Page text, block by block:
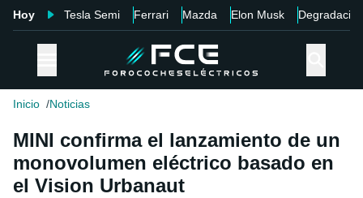
Hoy Tesla Semi Ferrari Mazda Elon Musk Degradación
Inicio Noticias
MINI confirma el lanzamiento de un
monovolumen eléctrico basado en
el Vision Urbanaut